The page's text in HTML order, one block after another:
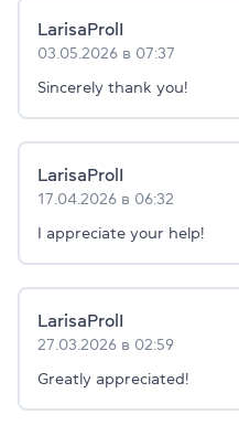
LarisaProlI
03.05.2026 в 07:37
Sincerely thank you!
LarisaProlI
17.04.2026 в 06:32
I appreciate your help!
LarisaProlI
27.03.2026 в 02:59
Greatly appreciated!